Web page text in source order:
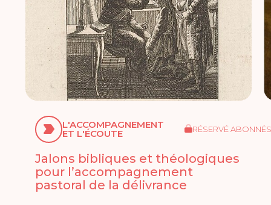
L'ACCOMPAGNEMENT
ET L'ÉCOUTE RÉSERVÉ ABONNÉS
Jalons bibliques et théologiques
pour l’accompagnement
pastoral de la délivrance